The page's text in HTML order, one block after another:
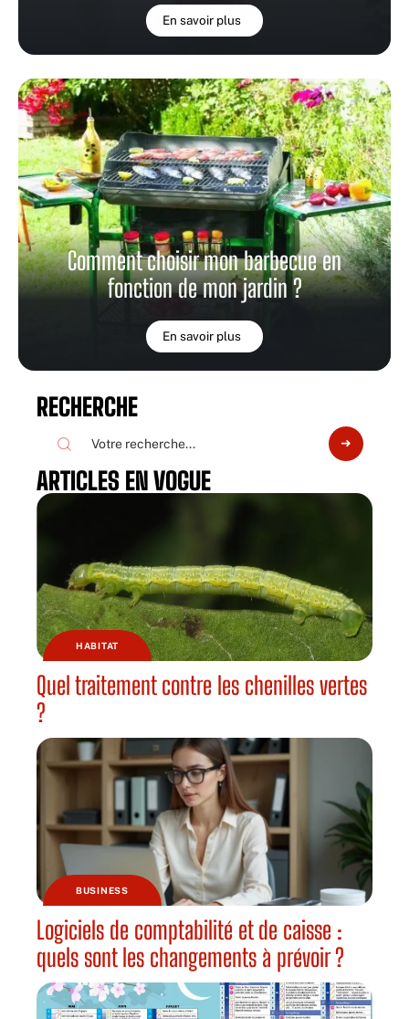
En savoir plus
Comment choisir mon barbecue en
fonction de mon jardin ?
En savoir plus
RECHERCHE
ARTICLES EN VOGUE
HABITAT
Quel traitement contre les chenilles vertes
?
BUSINESS
Logiciels de comptabilité et de caisse :
quels sont les changements à prévoir ?